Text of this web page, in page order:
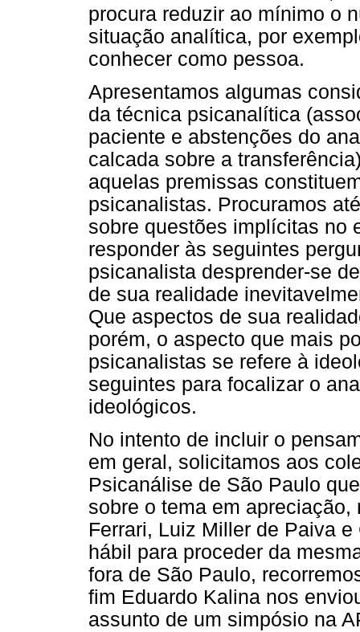
procura reduzir ao mínimo o
situação analítica, por
conhecer como pessoa.
Apresentamos algumas
da técnica psicanalítica
paciente e abstenções do
calcada sobre a
aquelas premissas
psicanalistas. Procuramos
sobre questões implícitas no
responder às seguintes
psicanalista desprender-se
de sua realidade
Que aspectos de sua
porém, o aspecto que mais
psicanalistas se refere à
seguintes para focalizar o
ideológicos.
No intento de incluir o
em geral, solicitamos aos
Psicanálise de São Paulo
sobre o tema em
Ferrari, Luiz Miller de Paiva
hábil para proceder da
fora de São Paulo,
fim Eduardo Kalina nos
assunto de um simpósio na